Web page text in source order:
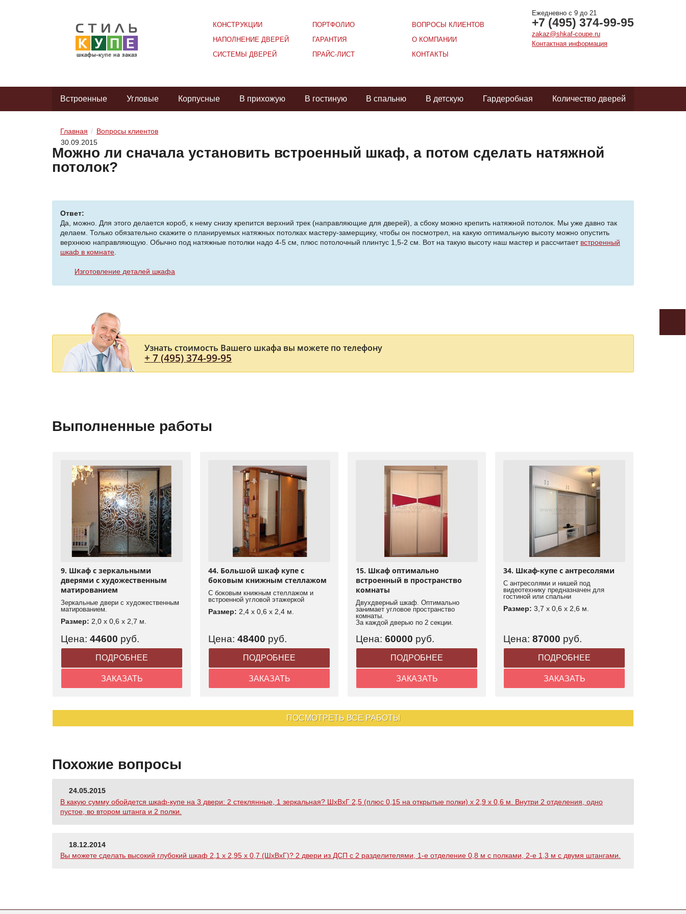
Ежедневно с 9 до 21
+7 (495) 374-99-95
zakaz@shkaf-coupe.ru
Контактная информация
КОНСТРУКЦИИ
НАПОЛНЕНИЕ ДВЕРЕЙ
СИСТЕМЫ ДВЕРЕЙ
ПОРТФОЛИО
ГАРАНТИЯ
ПРАЙС-ЛИСТ
ВОПРОСЫ КЛИЕНТОВ
О КОМПАНИИ
КОНТАКТЫ
Встроенные Угловые Корпусные В прихожую В гостиную В спальню В детскую Гардеробная Количество дверей
Главная
Вопросы клиентов
30.09.2015
Можно ли сначала установить встроенный шкаф, а потом сделать натяжной
потолок?
Ответ:
Да, можно. Для этого делается короб, к нему снизу крепится верхний трек (направляющие для дверей), а сбоку можно крепить натяжной потолок. Мы уже давно так
делаем. Только обязательно скажите о планируемых натяжных потолках мастеру-замерщику, чтобы он посмотрел, на какую оптимальную высоту можно опустить
верхнюю направляющую. Обычно под натяжные потолки надо 4-5 см, плюс потолочный плинтус 1,5-2 см. Вот на такую высоту наш мастер и рассчитает встроенный
шкаф в комнате
Изготовление деталей шкафа
Узнать стоимость Вашего шкафа вы можете по телефону
+ 7 (495) 374-99-95
Выполненные работы
9. Шкаф с зеркальными
дверями с художественным
матированием
Зеркальные двери с художественным
матированием.
Размер: 2,0 x 0,6 x 2,7 м.
Цена: 44600 руб.
ПОДРОБНЕЕ
ЗАКАЗАТЬ
44. Большой шкаф купе с
боковым книжным стеллажом
С боковым книжным стеллажом и
встроенной угловой этажеркой
Размер: 2,4 x 0,6 x 2,4 м.
Цена: 48400 руб.
ПОДРОБНЕЕ
ЗАКАЗАТЬ
15. Шкаф оптимально
встроенный в пространство
комнаты
Двухдверный шкаф. Оптимально
занимает угловое пространство
комнаты.
За каждой дверью по 2 секции.
Цена: 60000 руб.
ПОДРОБНЕЕ
ЗАКАЗАТЬ
34. Шкаф-купе с антресолями
С антресолями и нишей под
видеотехнику предназначен для
гостиной или спальни
Размер: 3,7 x 0,6 x 2,6 м.
Цена: 87000 руб.
ПОДРОБНЕЕ
ЗАКАЗАТЬ
ПОСМОТРЕТЬ ВСЕ РАБОТЫ
Похожие вопросы
24.05.2015
В какую сумму обойдется шкаф-купе на 3 двери: 2 стеклянные, 1 зеркальная? ШхВхГ 2,5 (плюс 0,15 на открытые полки) х 2,9 х 0,6 м. Внутри 2 отделения, одно
пустое, во втором штанга и 2 полки.
18.12.2014
Вы можете сделать высокий глубокий шкаф 2,1 х 2,95 х 0,7 (ШхВхГ)? 2 двери из ДСП с 2 разделителями, 1-е отделение 0,8 м с полками, 2-е 1,3 м с двумя штангами.